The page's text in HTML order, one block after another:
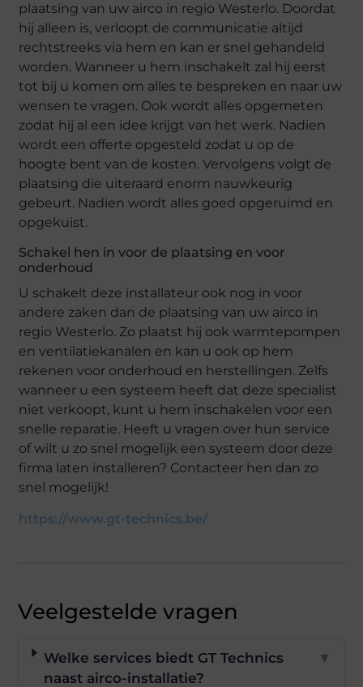
plaatsing van uw airco in regio Westerlo. Doordat
hij alleen is, verloopt de communicatie altijd
rechtstreeks via hem en kan er snel gehandeld
worden. Wanneer u hem inschakelt zal hij eerst
tot bij u komen om alles te bespreken en naar uw
wensen te vragen. Ook wordt alles opgemeten
zodat hij al een idee krijgt van het werk. Nadien
wordt een offerte opgesteld zodat u op de
hoogte bent van de kosten. Vervolgens volgt de
plaatsing die uiteraard enorm nauwkeurig
gebeurt. Nadien wordt alles goed opgeruimd en
opgekuist.
Schakel hen in voor de plaatsing en voor
onderhoud
U schakelt deze installateur ook nog in voor
andere zaken dan de plaatsing van uw airco in
regio Westerlo. Zo plaatst hij ook warmtepompen
en ventilatiekanalen en kan u ook op hem
rekenen voor onderhoud en herstellingen. Zelfs
wanneer u een systeem heeft dat deze specialist
niet verkoopt, kunt u hem inschakelen voor een
snelle reparatie. Heeft u vragen over hun service
of wilt u zo snel mogelijk een systeem door deze
firma laten installeren? Contacteer hen dan zo
snel mogelijk!
https://www.gt-technics.be/
Veelgestelde vragen
Welke services biedt GT Technics
naast airco-installatie?
▼